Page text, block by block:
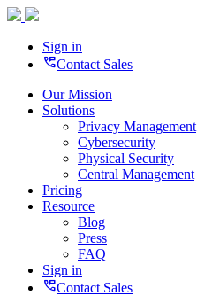
Sign in
perm_phone_msgContact Sales
Our Mission
Solutions
Privacy Management
Cybersecurity
Physical Security
Central Management
Pricing
Resource
Blog
Press
FAQ
Sign in
perm_phone_msgContact Sales